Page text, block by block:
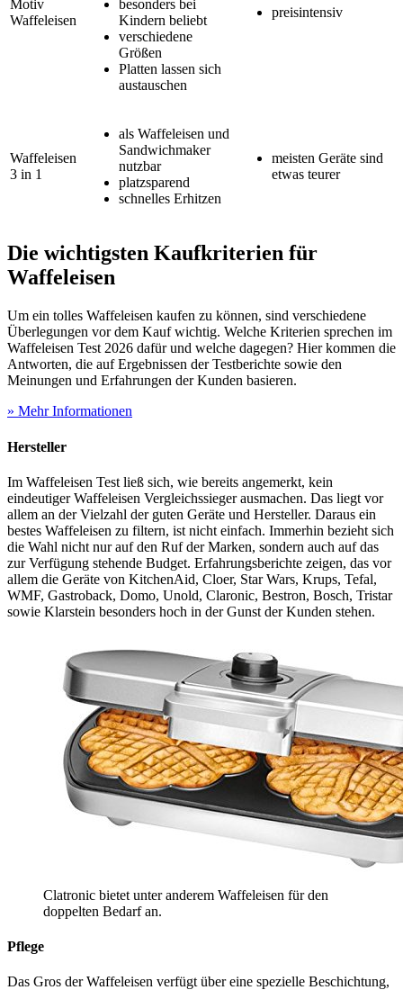
Motiv
Waffeleisen
besonders bei
Kindern beliebt
verschiedene
Größen
Platten lassen sich
austauschen
preisintensiv
Waffeleisen
3 in 1
als Waffeleisen und
Sandwichmaker
nutzbar
platzsparend
schnelles Erhitzen
meisten Geräte sind
etwas teurer
Die wichtigsten Kaufkriterien für
Waffeleisen
Um ein tolles Waffeleisen kaufen zu können, sind verschiedene
Überlegungen vor dem Kauf wichtig. Welche Kriterien sprechen im
Waffeleisen Test 2026 dafür und welche dagegen? Hier kommen die
Antworten, die auf Ergebnissen derTestberichte sowie den
Meinungen und Erfahrungen der Kunden basieren.
» Mehr Informationen
Hersteller
Im Waffeleisen Test ließ sich, wie bereits angemerkt, kein
eindeutiger Waffeleisen Vergleichssieger ausmachen. Das liegt vor
allem an der Vielzahl der guten Geräte und Hersteller. Daraus ein
bestes Waffeleisen zu filtern, ist nicht einfach. Immerhin bezieht sich
die Wahl nicht nur auf den Ruf der Marken, sondern auch auf das
zur Verfügung stehende Budget. Erfahrungsberichte zeigen, das vor
allem die Geräte von KitchenAid, Cloer, Star Wars, Krups, Tefal,
WMF, Gastroback, Domo, Unold, Claronic, Bestron, Bosch, Tristar
sowie Klarstein besonders hoch in der Gunst der Kunden stehen.
Clatronic bietet unter anderem Waffeleisen für den
doppelten Bedarf an.
Pflege
Das Gros der Waffeleisen verfügt über eine spezielle Beschichtung,